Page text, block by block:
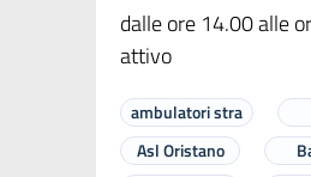
dalle ore 14.00 alle
attivo
ambulatori stra
Asl Oristano